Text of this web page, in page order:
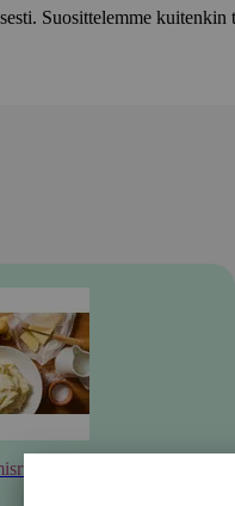
Suosittelemme kuitenkin